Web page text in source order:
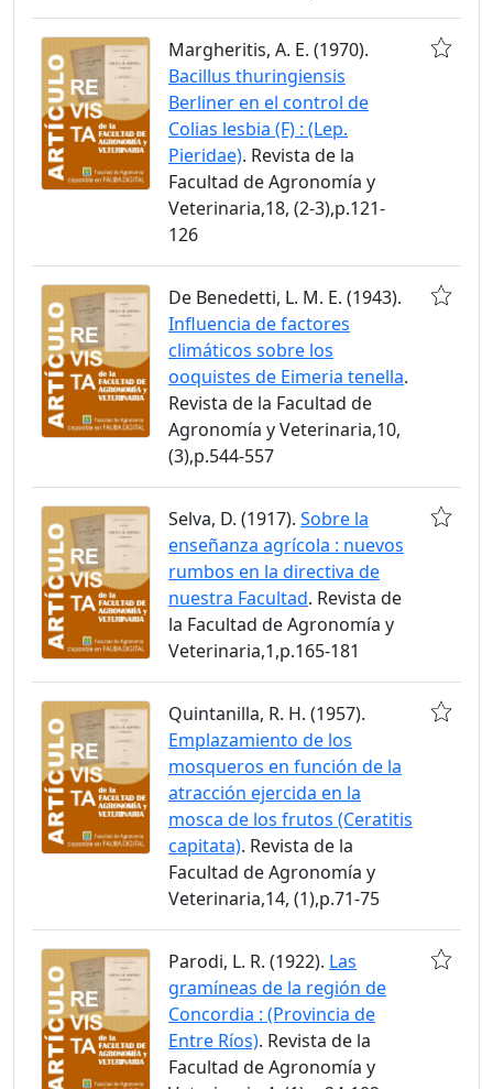
Margheritis, A. E. (1970).
Bacillus thuringiensis
Berliner en el control de
Colias lesbia (F) : (Lep.
Pieridae). Revista de la
Facultad de Agronomía y
Veterinaria,18, (2-3),p.121-
126
De Benedetti, L. M. E. (1943).
Influencia de factores
climáticos sobre los
ooquistes de Eimeria tenella.
Revista de la Facultad de
Agronomía y Veterinaria,10,
(3),p.544-557
Selva, D. (1917). Sobre la
enseñanza agrícola : nuevos
rumbos en la directiva de
nuestra Facultad. Revista de
la Facultad de Agronomía y
Veterinaria,1,p.165-181
Quintanilla, R. H. (1957).
Emplazamiento de los
mosqueros en función de la
atracción ejercida en la
mosca de los frutos (Ceratitis
capitata). Revista de la
Facultad de Agronomía y
Veterinaria,14, (1),p.71-75
Parodi, L. R. (1922). Las
gramíneas de la región de
Concordia : (Provincia de
Entre Ríos). Revista de la
Facultad de Agronomía y